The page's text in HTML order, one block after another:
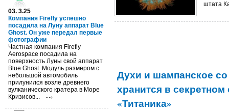
03. 3.25
Компания Firefly успешно
посадила на Луну аппарат Blue
Ghost. Он уже передал первые
фотографии
Частная компания Firefly
Aerospace посадила на
поверхность Луны свой аппарат
Blue Ghost. Модуль размером с
небольшой автомобиль
прилунился возле древнего
вулканического кратера в Море
Кризисов...
штата
Духи и шампанское
хранится в
«Титаника»